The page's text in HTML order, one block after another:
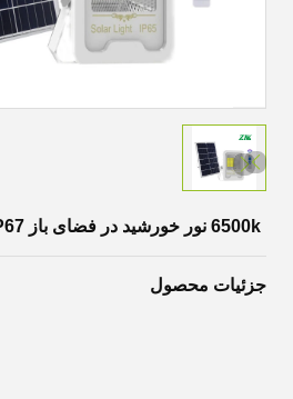
6500k نور خورشید در فضای باز IP67 ضد آب برای امنیت باغ
جزئیات محصول